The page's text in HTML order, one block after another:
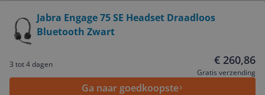
Jabra Engage 75 SE Headset Draadloos
Bluetooth Zwart
3 tot 4 dagen € 260,86
Gratis verzending
Ga naar goedkoopste
Service
Algemeen